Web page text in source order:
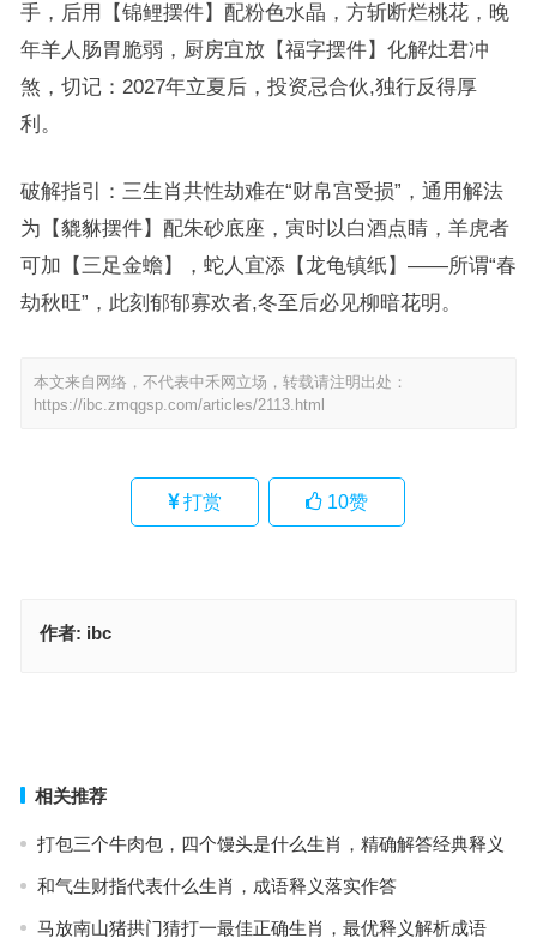
手，后用【锦鲤摆件】配粉色水晶，方斩断烂桃花，晚
年羊人肠胃脆弱，厨房宜放【福字摆件】化解灶君冲
煞，切记：2027年立夏后，投资忌合伙,独行反得厚
利。
破解指引：三生肖共性劫难在“财帛宫受损”，通用解法
为【貔貅摆件】配朱砂底座，寅时以白酒点睛，羊虎者
可加【三足金蟾】，蛇人宜添【龙龟镇纸】——所谓“春
劫秋旺”，此刻郁郁寡欢者,冬至后必见柳暗花明。
本文来自网络，不代表中禾网立场，转载请注明出处：
https://ibc.zmqgsp.com/articles/2113.html
打赏 10赞
作者: ibc
相关推荐
打包三个牛肉包，四个馒头是什么生肖，精确解答经典释义
和气生财指代表什么生肖，成语释义落实作答
马放南山猪拱门猜打一最佳正确生肖，最优释义解析成语